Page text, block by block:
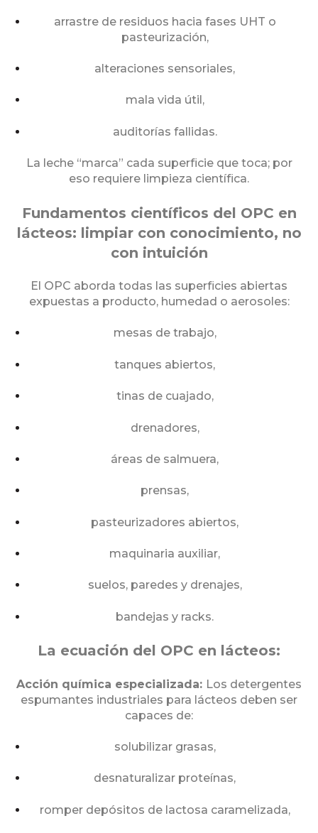
arrastre de residuos hacia fases UHT o
pasteurización,
alteraciones sensoriales,
mala vida útil,
auditorías fallidas.
La leche “marca” cada superficie que toca; por
eso requiere limpieza científica.
Fundamentos científicos del OPC en
lácteos: limpiar con conocimiento, no
con intuición
El OPC aborda todas las superficies abiertas
expuestas a producto, humedad o aerosoles:
mesas de trabajo,
tanques abiertos,
tinas de cuajado,
drenadores,
áreas de salmuera,
prensas,
pasteurizadores abiertos,
maquinaria auxiliar,
suelos, paredes y drenajes,
bandejas y racks.
La ecuación del OPC en lácteos:
Acción química especializada: Los detergentes
espumantes industriales para lácteos deben ser
capaces de:
solubilizar grasas,
desnaturalizar proteínas,
romper depósitos de lactosa caramelizada,